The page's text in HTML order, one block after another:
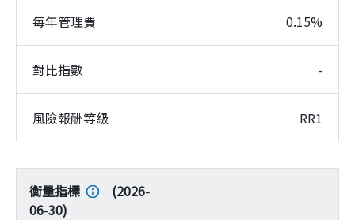
每年管理費 0.15%
對比指數 -
風險報酬等級 RR1
衡量指標 (2026-
06-30)